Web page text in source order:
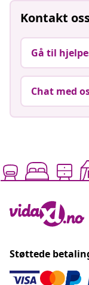
Kontakt
Gå til
Chat med
Støttede